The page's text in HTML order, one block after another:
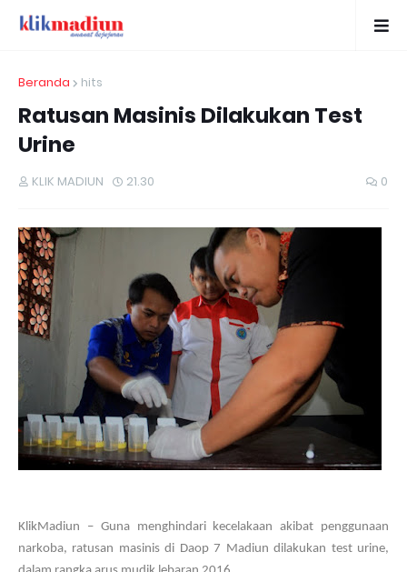
Beranda hits
Ratusan Masinis Dilakukan Test
Urine
KLIK MADIUN 21.30 0
KlikMadiun – Guna menghindari kecelakaan akibat penggunaan
narkoba, ratusan masinis di Daop 7 Madiun dilakukan test urine,